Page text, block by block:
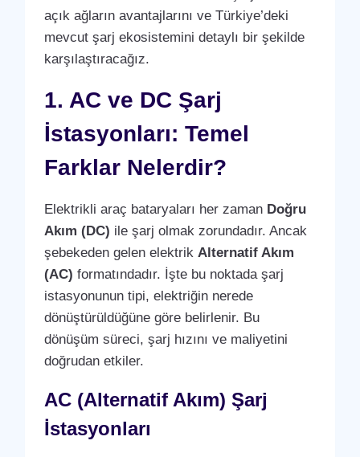
açık ağların avantajlarını ve Türkiye’deki
mevcut şarj ekosistemini detaylı bir şekilde
karşılaştıracağız.
1. AC ve DC Şarj
İstasyonları: Temel
Farklar Nelerdir?
Elektrikli araç bataryaları her zaman Doğru
Akım (DC) ile şarj olmak zorundadır. Ancak
şebekeden gelen elektrik Alternatif Akım
(AC) formatındadır. İşte bu noktada şarj
istasyonunun tipi, elektriğin nerede
dönüştürüldüğüne göre belirlenir. Bu
dönüşüm süreci, şarj hızını ve maliyetini
doğrudan etkiler.
AC (Alternatif Akım) Şarj
İstasyonları